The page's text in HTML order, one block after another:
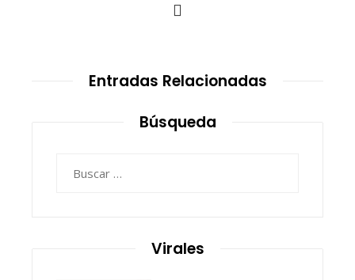
Entradas Relacionadas
Búsqueda
Virales